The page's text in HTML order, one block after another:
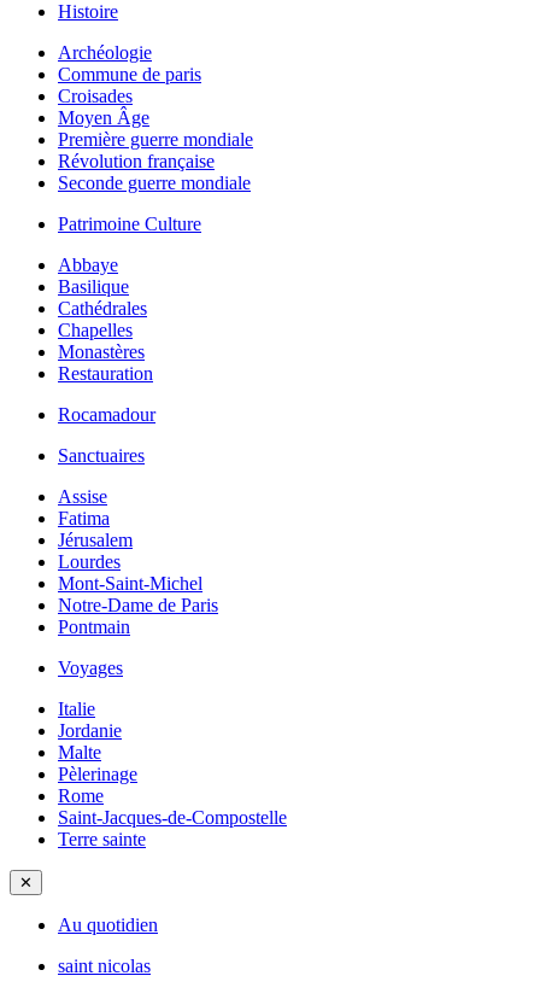
Histoire
Archéologie
Commune de paris
Croisades
Moyen Âge
Première guerre mondiale
Révolution française
Seconde guerre mondiale
Patrimoine Culture
Abbaye
Basilique
Cathédrales
Chapelles
Monastères
Restauration
Rocamadour
Sanctuaires
Assise
Fatima
Jérusalem
Lourdes
Mont-Saint-Michel
Notre-Dame de Paris
Pontmain
Voyages
Italie
Jordanie
Malte
Pèlerinage
Rome
Saint-Jacques-de-Compostelle
Terre sainte
✕
Au quotidien
saint nicolas